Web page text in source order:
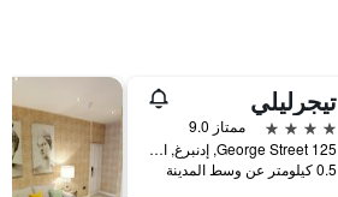
تيجرليلي
4 نجوم
ممتاز 9.0
125 George Street, إدنبرغ, المملكة المتحدة
0.5 كيلومتر عن وسط المدينة